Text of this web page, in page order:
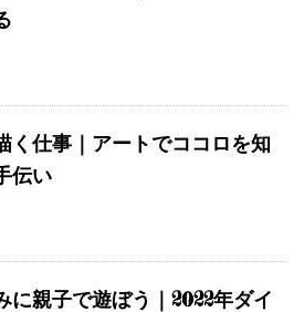
く仕事｜アートでココロを知
伝い
に親子で遊ぼう｜2022年ダイ